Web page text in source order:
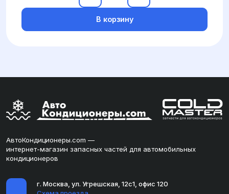
В корзину
АвтоКондиционеры.com —
интернет-магазин запасных частей для автомобильных
кондиционеров
г. Москва, ул. Угрешская, 12с1, офис 120